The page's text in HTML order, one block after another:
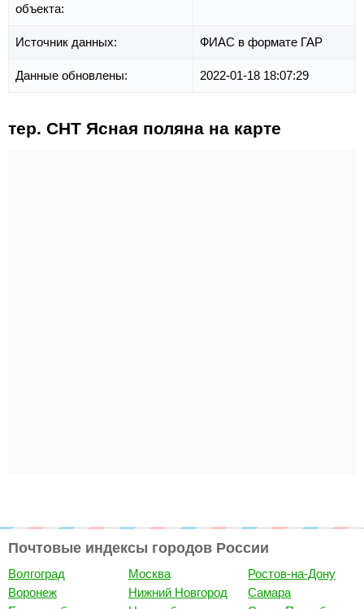
объекта:
Источник данных: ФИАС в формате ГАР
Данные обновлены: 2022-01-18 18:07:29
тер. СНТ Ясная поляна на карте
Почтовые индексы городов России
Волгоград
Воронеж
Москва
Нижний Новгород
Ростов-на-Дону
Самара